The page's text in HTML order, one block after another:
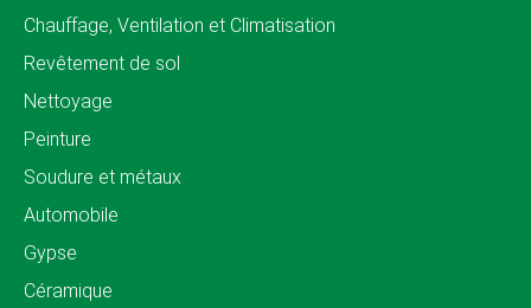
Chauffage, Ventilation et Climatisation
Revêtement de sol
Nettoyage
Peinture
Soudure et métaux
Automobile
Gypse
Céramique